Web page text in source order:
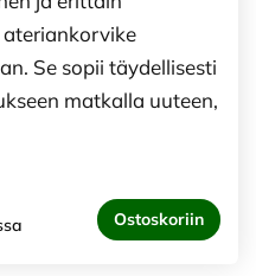
Se sopii täydellisesti
matkalla uuteen,
Ostoskoriin